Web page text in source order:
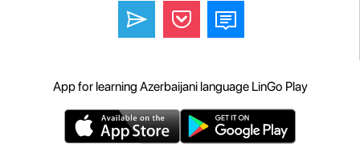
App for learning Azerbaijani language LinGo Play